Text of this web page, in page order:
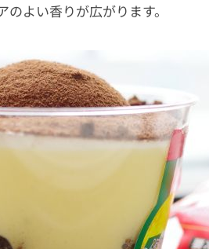
よい香りが広がります。